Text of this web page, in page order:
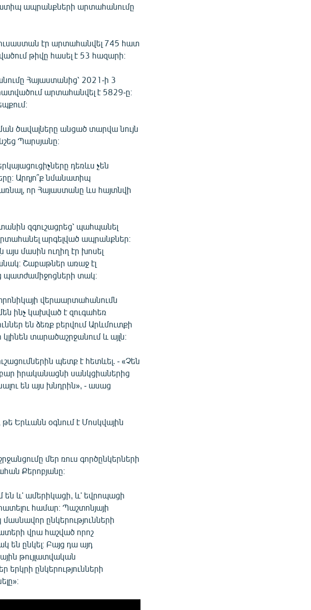
ապրանքների արտահանումը
էր արտահանվել 745 հատ
թիվը հասել է 53 հազարի։
Հայաստանից՝ 2021-ի 3
արտահանվել է 5829-ը։
ծավալները անցած տարվա նույն
Պարսյանը։
դեռևս չեն
Արդյո՞ք նմանատիպ
որ Հայաստանը ևս հայտնվի
զգուշացրեց՝ պահպանել
արգելված ապրանքներ։
մասին ուղիղ էր խոսել
Շաբաթներ առաջ էլ
պատժամիջոցների տակ։
վերաարտահանումն
ինչ կախված է զուգահեռ
են ձեռք բերվում Արևմուտքի
տարածաշրջանում և այլն։
պետք է հետևել. - «Չեն
իրականացնի սանկցիաներից
են այս խնդրին», - ասաց
Երևանն օգնում է Մոսկվային
մեր ռուս գործընկերների
Քերոբյանը։
են և' ամերիկացի, և' եվրոպացի
համար։ Պաշտոնյայի
ընկերությունների
վրա հաշված որոշ
են ընկել։ Բայց դա այդ
թույլատվական
երկրի ընկերությունների